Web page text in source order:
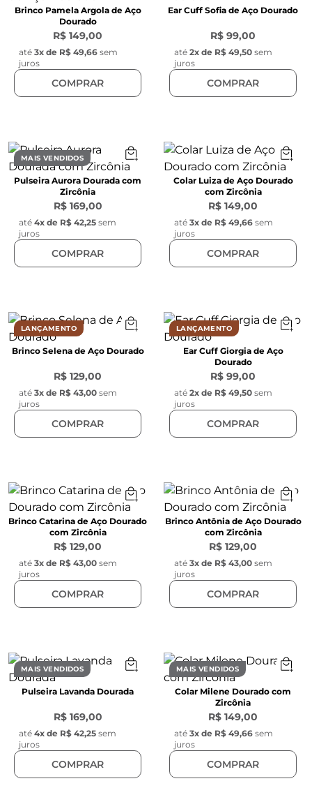
Brinco Pamela Argola de Aço
Dourado
R$ 149,00
até 3x de R$ 49,66 sem
juros
COMPRAR
Ear Cuff Sofia de Aço Dourado
R$ 99,00
até 2x de R$ 49,50 sem
juros
COMPRAR
MAIS VENDIDOS
Pulseira Aurora Dourada com
Zircônia
R$ 169,00
até 4x de R$ 42,25 sem
juros
COMPRAR
Colar Luiza de Aço Dourado
com Zircônia
R$ 149,00
até 3x de R$ 49,66 sem
juros
COMPRAR
LANÇAMENTO
Brinco Selena de Aço Dourado
R$ 129,00
até 3x de R$ 43,00 sem
juros
COMPRAR
LANÇAMENTO
Ear Cuff Giorgia de Aço
Dourado
R$ 99,00
até 2x de R$ 49,50 sem
juros
COMPRAR
Brinco Catarina de Aço Dourado
com Zircônia
R$ 129,00
até 3x de R$ 43,00 sem
juros
COMPRAR
Brinco Antônia de Aço Dourado
com Zircônia
R$ 129,00
até 3x de R$ 43,00 sem
juros
COMPRAR
MAIS VENDIDOS
Pulseira Lavanda Dourada
R$ 169,00
até 4x de R$ 42,25 sem
juros
COMPRAR
MAIS VENDIDOS
Colar Milene Dourado com
Zircônia
R$ 149,00
até 3x de R$ 49,66 sem
juros
COMPRAR